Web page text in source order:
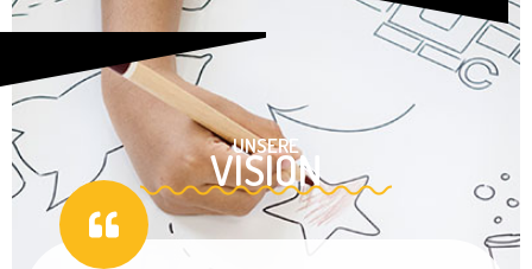
UNSERE
VISION